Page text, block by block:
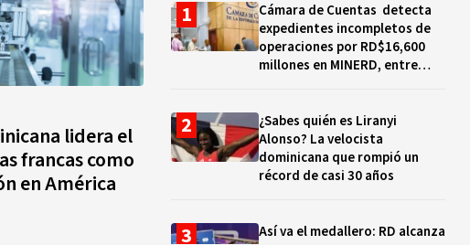
lidera el
francas como
en América
Cámara de Cuentas detecta
expedientes incompletos de
operaciones por RD$16,600
millones en MINERD, entre
¿Sabes quién es Liranyi
Alonso? La velocista
dominicana que rompió un
récord de casi 30 años
Así va el medallero: RD alcanza